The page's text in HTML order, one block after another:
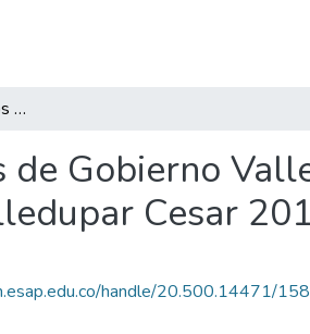
Informe de Gestión de los 100 Días de Gobierno Valledupar Cesar 2012: IG de los 100 Días de Gobierno Valledupar Cesar 2012
Gobierno
Cesar
handle/20.500.14471/